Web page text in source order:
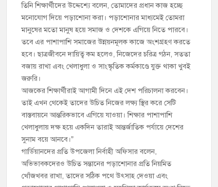
তিনি শিক্ষার্থীদের উদ্দেশ্যে বলেন, তোমাদের প্রধান কাজ হচ্ছে
মনোযোগ দিয়ে পড়াশোনা করা। পড়াশোনার মাধ্যমেই তোমরা
মানুষের মতো মানুষ হয়ে সমাজ ও দেশকে এগিয়ে নিতে পারবে।
তবে এর পাশাপাশি সমাজের উন্নয়নমূলক কাজে অংশগ্রহণ করতে
হবে। ছাত্রজীবনে দায়িত্ব কম হলেও, নিজেদের চরিত্র গঠন, সততা
বজায় রাখা এবং খেলাধুলা ও সাংস্কৃতিক কর্মকাণ্ডে যুক্ত থাকা খুবই
জরুরি।
আজকের শিক্ষার্থীরাই আগামী দিনে এই দেশ পরিচালনা করবেন।
তাই এখন থেকেই তাদের উচিত নিজের লক্ষ্য স্থির করে সেটি
বাস্তবায়নে আন্তরিকভাবে এগিয়ে যাওয়া। শিক্ষার পাশাপাশি
খেলাধুলায় দক্ষ হয়ে একদিন তারাই আন্তর্জাতিক পর্যায়ে দেশের
সুনাম বয়ে আনবে।”
গার্ডিয়ানদের প্রতি উপজেলা নির্বাহী অফিসার বলেন,
অভিভাবকদেরও উচিত সন্তানের পড়াশোনার প্রতি নিয়মিত
খোঁজখবর রাখা, তাদের সঠিক পথে উৎসাহ দেওয়া এবং